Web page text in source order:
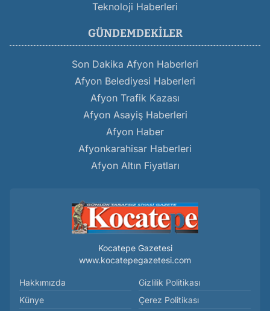
Teknoloji Haberleri
GÜNDEMDEKILER
Son Dakika Afyon Haberleri
Afyon Belediyesi Haberleri
Afyon Trafik Kazası
Afyon Asayiş Haberleri
Afyon Haber
Afyonkarahisar Haberleri
Afyon Altın Fiyatları
Kocatepe Gazetesi
www.kocatepegazetesi.com
Hakkımızda
Künye
Gizlilik Politikası
Çerez Politikası